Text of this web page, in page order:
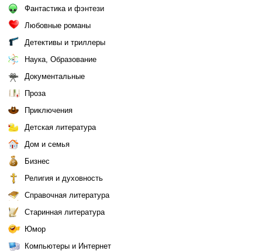
Фантастика и фэнтези
Любовные романы
Детективы и триллеры
Наука, Образование
Документальные
Проза
Приключения
Детская литература
Дом и семья
Бизнес
Религия и духовность
Справочная литература
Старинная литература
Юмор
Компьютеры и Интернет